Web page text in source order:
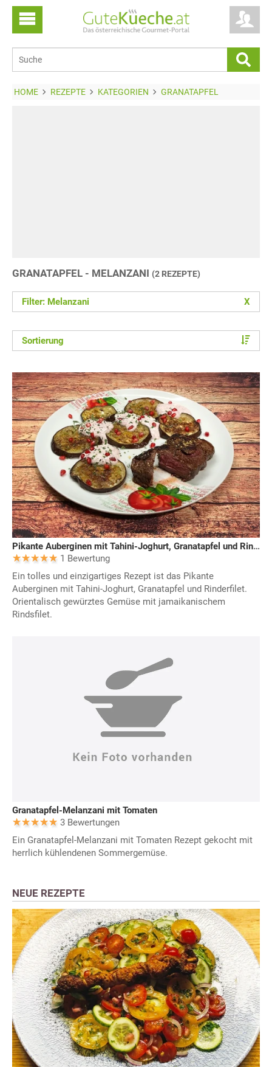
HOME REZEPTE KATEGORIEN GRANATAPFEL
GRANATAPFEL - MELANZANI (2 REZEPTE)
Filter: Melanzani X
Sortierung
Pikante Auberginen mit Tahini-Joghurt, Granatapfel und Rinderfilet
1 Bewertung
Ein tolles und einzigartiges Rezept ist das Pikante
Auberginen mit Tahini-Joghurt, Granatapfel und Rinderfilet.
Orientalisch gewürztes Gemüse mit jamaikanischem
Rindsfilet.
Granatapfel-Melanzani mit Tomaten
3 Bewertungen
Ein Granatapfel-Melanzani mit Tomaten Rezept gekocht mit
herrlich kühlendenen Sommergemüse.
NEUE REZEPTE